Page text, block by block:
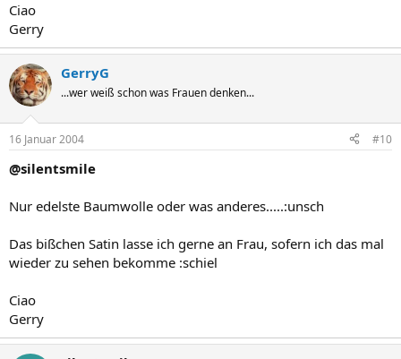
Ciao
Gerry
GerryG
...wer weiß schon was Frauen denken...
16 Januar 2004 #10
@silentsmile
Nur edelste Baumwolle oder was anderes.....:unsch
Das bißchen Satin lasse ich gerne an Frau, sofern ich das mal
wieder zu sehen bekomme :schiel
Ciao
Gerry